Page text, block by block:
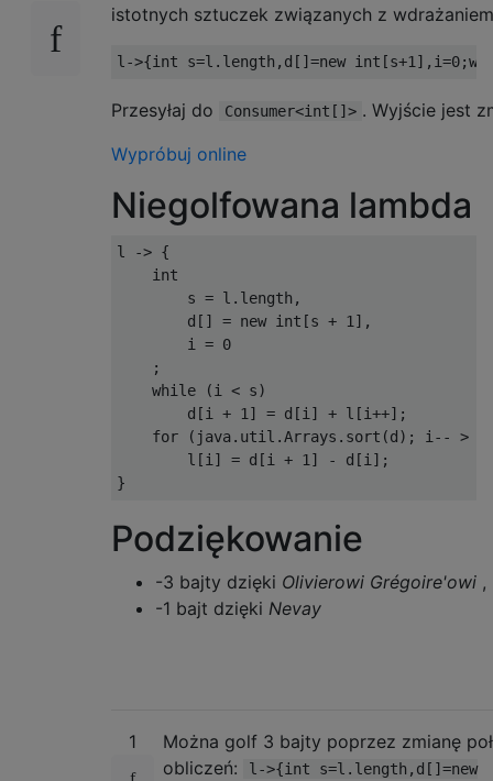
istotnych sztuczek związanych z
l ->{int s=l . length , d []=new int [s+1 ], i=0;
Przesyłaj do Consumer<int[]> . Wyjście jest
Wypróbuj online
Niegolfowana lambda
l -> {
int
        s
= l . length ,
        d
[] = new int [s + 1 ],
        i
= 0
;
while
(i < s)
        d
[i + 1 ] = d [i ] + l [i++];
for
( java. util .Arrays . sort (d ); i -- >
        l
[i ] = d [i + 1 ] - d [i ];
}
Podziękowanie
-3 bajty dzięki Olivierowi Grégoire'owi ,
-1 bajt dzięki Nevay
1
Można golf 3 bajty poprzez zmianę
obliczeń:
l->{int s=l.length,d[]=new